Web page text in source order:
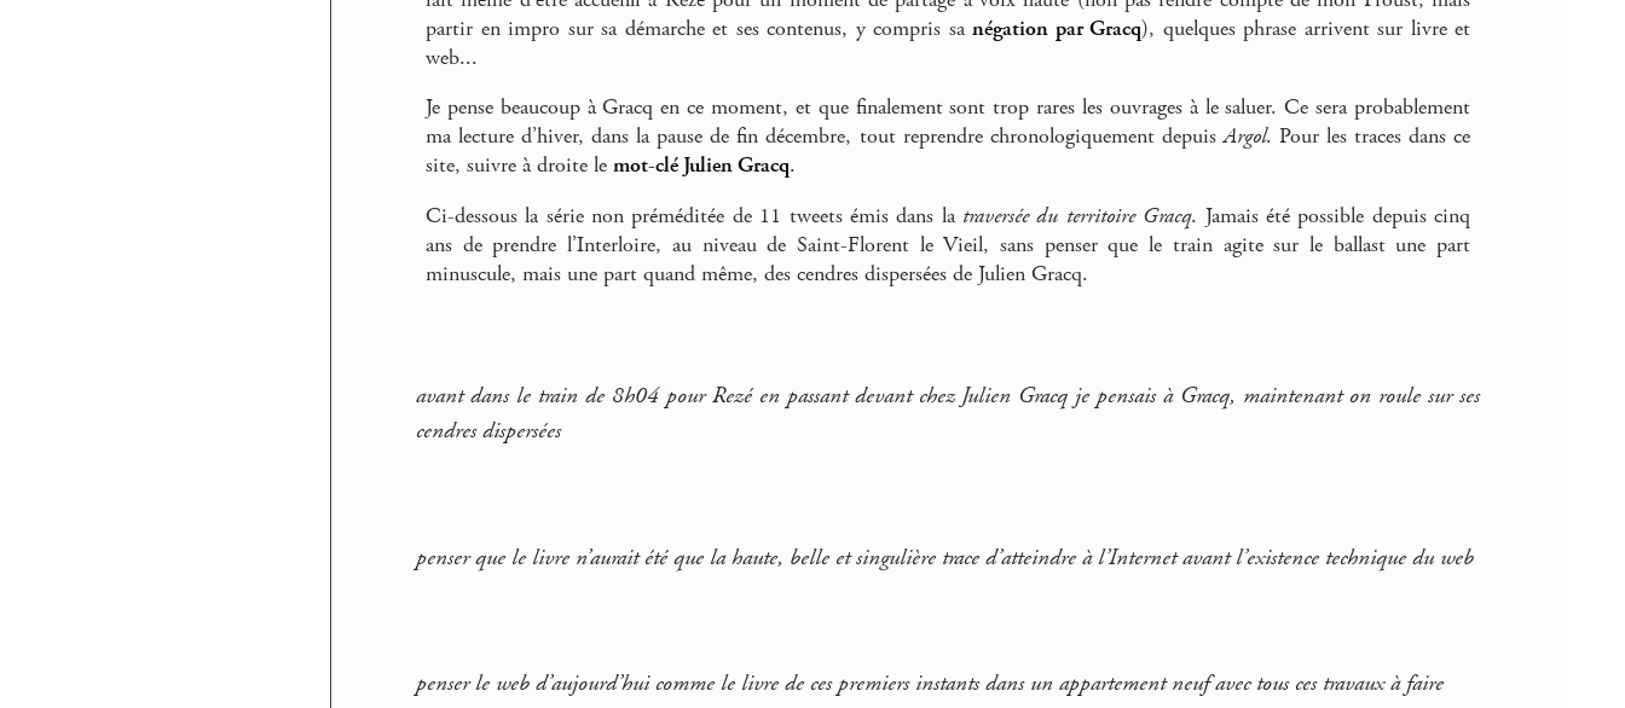
partir en impro sur sa démarche et ses contenus, y compris sanégation par Gracq), quelques phrase arrivent sur livre et
web...
Je pense beaucoup à Gracq en ce moment, et que finalement sont trop rares les ouvrages à le saluer. Ce sera probablement
ma lecture d’hiver, dans la pause de fin décembre, tout reprendre chronologiquement depuisArgol. Pour les traces dans ce
site, suivre à droite le mot-clé Julien Gracq.
Ci-dessous la série non préméditée de 11 tweets émis dans la traversée du territoire Gracq. Jamais été possible depuis cinq
ans de prendre l’Interloire, au niveau de Saint-Florent le Vieil, sans penser que le train agite sur le ballast une part
minuscule, mais une part quand même, des cendres dispersées de Julien Gracq.
avant dans le train de 8h04 pour Rezé en passant devant chez Julien Gracq je pensais à Gracq, maintenant on roule sur ses
cendres dispersées
penser que le livre n’aurait été que la haute, belle et singulière trace d’atteindre à l’Internet avant l’existence technique du web
penser le web d’aujourd’hui comme le livre de ces premiers instants dans un appartement neuf avec tous ces travaux à faire